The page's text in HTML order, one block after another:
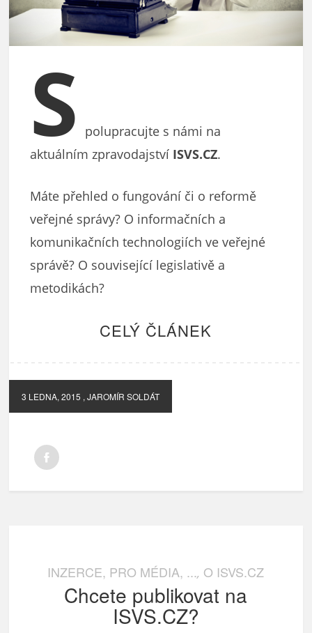
S
polupracujte s námi na
aktuálním zpravodajství ISVS.CZ.
Máte přehled o fungování či o reformě
veřejné správy? O informačních a
komunikačních technologiích ve veřejné
správě? O související legislativě a
metodikách?
CELÝ ČLÁNEK
3 LEDNA, 2015 , JAROMÍR SOLDÁT
INZERCE, PRO MÉDIA, ..., O ISVS.CZ
Chcete publikovat na
ISVS.CZ?